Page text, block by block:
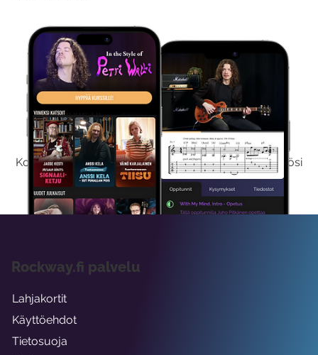
Kokeile Ilmaiseksi
Kokeilemalla ilmaiseksi saat koko sisältömme käyttöösi
viikon ajaksi.
Rockway.fi palvelu
Lahjakortit
Käyttöehdot
Tietosuoja